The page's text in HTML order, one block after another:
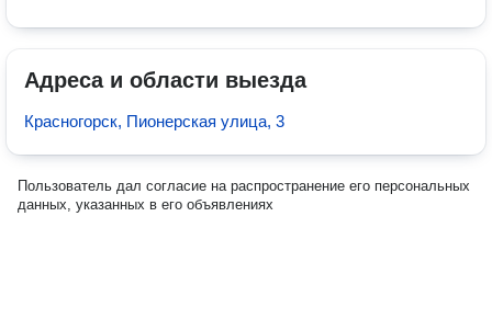
Адреса и области выезда
Красногорск, Пионерская улица, 3
Пользователь дал согласие на распространение его персональных
данных, указанных в его объявлениях